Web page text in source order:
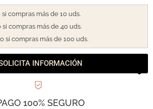
compras más de 10 uds.
compras más de 40 uds.
si compras más de 100 uds.
INFORMACIÓN
100% SEGURO